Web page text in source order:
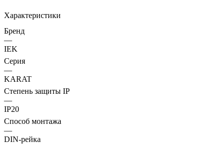
Характеристики
Бренд
—
IEK
Серия
—
KARAT
Степень защиты IP
—
IP20
Способ монтажа
—
DIN-рейка